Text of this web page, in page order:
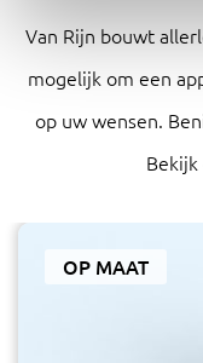
Van Rijn bouwt
mogelijk om een
op uw wensen.
Bekijk
OP MAAT